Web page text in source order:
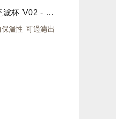
日式風瀨戶燒陶瓷濾杯 V02 - 山茶花
溫性 可過濾出